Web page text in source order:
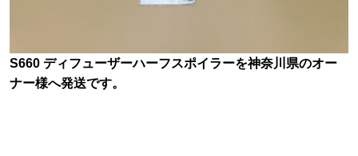
S660 ディフューザーハーフスポイラーを神奈川県のオー
ナー様へ発送です。